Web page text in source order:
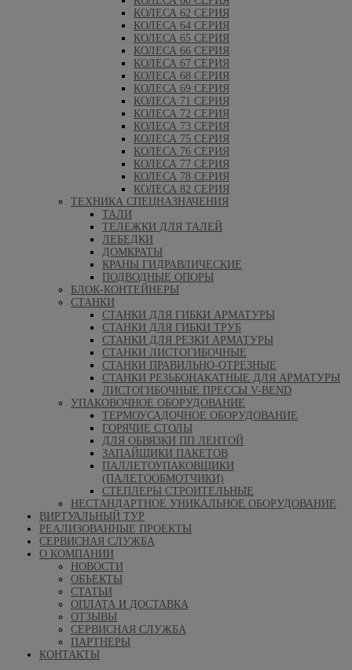
КОЛЕСА 62 СЕРИЯ
КОЛЕСА 64 СЕРИЯ
КОЛЕСА 65 СЕРИЯ
КОЛЕСА 66 СЕРИЯ
КОЛЕСА 67 СЕРИЯ
КОЛЕСА 68 СЕРИЯ
КОЛЕСА 69 СЕРИЯ
КОЛЕСА 71 СЕРИЯ
КОЛЕСА 72 СЕРИЯ
КОЛЕСА 73 СЕРИЯ
КОЛЕСА 75 СЕРИЯ
КОЛЕСА 76 СЕРИЯ
КОЛЕСА 77 СЕРИЯ
КОЛЕСА 78 СЕРИЯ
КОЛЕСА 82 СЕРИЯ
ТЕХНИКА СПЕЦНАЗНАЧЕНИЯ
ТАЛИ
ТЕЛЕЖКИ ДЛЯ ТАЛЕЙ
ЛЕБЕДКИ
ДОМКРАТЫ
КРАНЫ ГИДРАВЛИЧЕСКИЕ
ПОДВОДНЫЕ ОПОРЫ
БЛОК-КОНТЕЙНЕРЫ
СТАНКИ
СТАНКИ ДЛЯ ГИБКИ АРМАТУРЫ
СТАНКИ ДЛЯ ГИБКИ ТРУБ
СТАНКИ ДЛЯ РЕЗКИ АРМАТУРЫ
СТАНКИ ЛИСТОГИБОЧНЫЕ
СТАНКИ ПРАВИЛЬНО-ОТРЕЗНЫЕ
СТАНКИ РЕЗЬБОНАКАТНЫЕ ДЛЯ АРМАТУРЫ
ЛИСТОГИБОЧНЫЕ ПРЕССЫ V-BEND
УПАКОВОЧНОЕ ОБОРУДОВАНИЕ
ТЕРМОУСАДОЧНОЕ ОБОРУДОВАНИЕ
ГОРЯЧИЕ СТОЛЫ
ДЛЯ ОБВЯЗКИ ПП ЛЕНТОЙ
ЗАПАЙЩИКИ ПАКЕТОВ
ПАЛЛЕТОУПАКОВЩИКИ
(ПАЛЕТООБМОТЧИКИ)
СТЕПЛЕРЫ СТРОИТЕЛЬНЫЕ
НЕСТАНДАРТНОЕ УНИКАЛЬНОЕ ОБОРУДОВАНИЕ
ВИРТУАЛЬНЫЙ ТУР
РЕАЛИЗОВАННЫЕ ПРОЕКТЫ
СЕРВИСНАЯ СЛУЖБА
О КОМПАНИИ
НОВОСТИ
ОБЪЕКТЫ
СТАТЬИ
ОПЛАТА И ДОСТАВКА
ОТЗЫВЫ
СЕРВИСНАЯ СЛУЖБА
ПАРТНЕРЫ
КОНТАКТЫ